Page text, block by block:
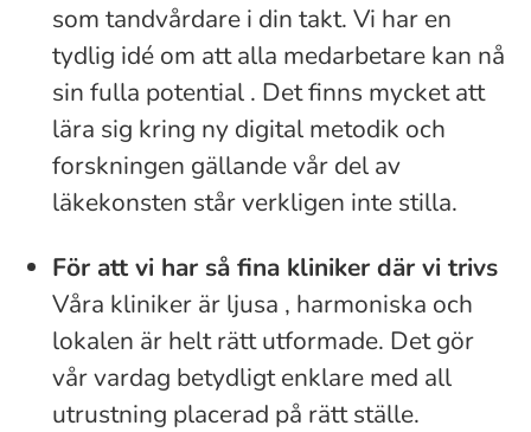
som tandvårdare i din takt. Vi har en
tydlig idé om att alla medarbetare kan nå
sin fulla potential . Det finns mycket att
lära sig kring ny digital metodik och
forskningen gällande vår del av
läkekonsten står verkligen inte stilla.
För att vi har så fina kliniker där vi trivs
Våra kliniker är ljusa , harmoniska och
lokalen är helt rätt utformade. Det gör
vår vardag betydligt enklare med all
utrustning placerad på rätt ställe.